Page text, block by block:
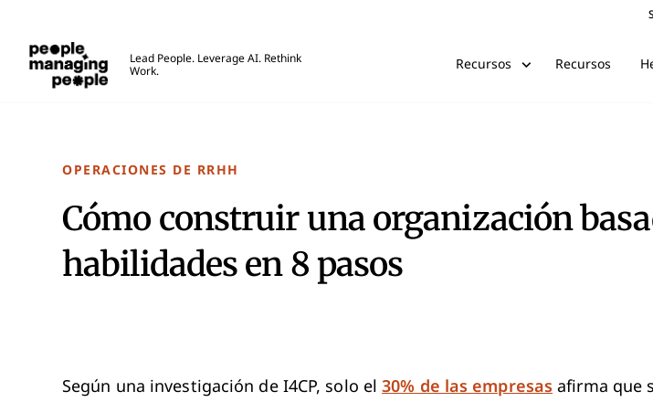
Lead People. Leverage AI. Rethink
Work.
Recursos Recursos
OPERACIONES DE RRHH
Cómo construir una organización
habilidades en 8 pasos
Según una investigación de I4CP, solo el30% de las empresas afirma que